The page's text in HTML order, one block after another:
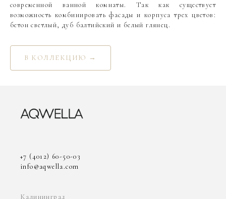
современной ванной комнаты. Так как существует
возможность комбинировать фасады и корпуса трех цветов:
бетон светлый, дуб балтийский и белый глянец.
В КОЛЛЕКЦИЮ →
+7 (4012) 60-50-03
info@aqwella.com
Калининград